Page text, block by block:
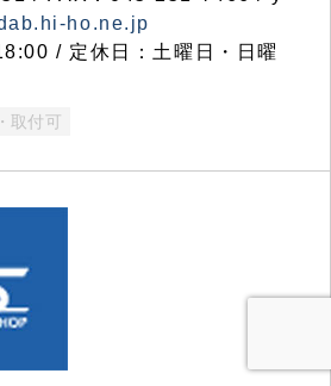
ho.ne.jp
/ 定休日：土曜日・日曜
取付可